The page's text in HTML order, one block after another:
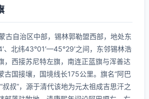
古自治区中部，锡林郭勒盟西部，地处东
、北纬43°01′—45°29′之间，东邻锡林浩
，西接苏尼特左旗，南连正蓝旗与浑善达
古国接壤，国境线长175公里。旗名“阿巴
叔叔”，源于清代该地为元太祖成吉思汗之